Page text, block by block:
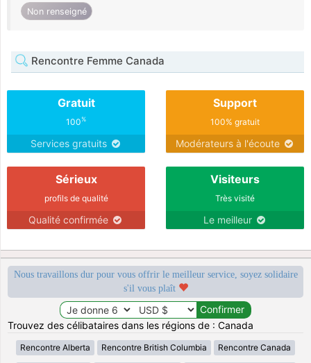
Non renseigné
Rencontre Femme Canada
Gratuit
100%
Services gratuits
Support
100% gratuit
Modérateurs à l'écoute
Sérieux
profils de qualité
Qualité confirmée
Visiteurs
Très visité
Le meilleur
Nous travaillons dur pour vous offrir le meilleur service, soyez solidaire
s'il vous plaît
Trouvez des célibataires dans les régions de : Canada
Rencontre Alberta Rencontre British Columbia Rencontre Canada